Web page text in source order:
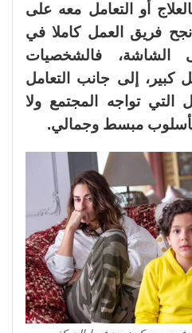
أو التعامل معه على
فريق العمل كاملا في
الشاشة، فالشخصيات
كبير، إلى جانب التعامل
التي تواجه المجتمع ولا
بأسلوب مبسط وجمالي.